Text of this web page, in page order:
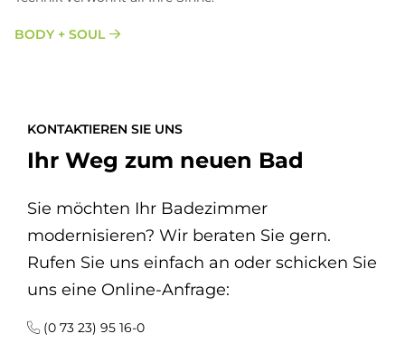
BODY + SOUL
KONTAKTIEREN SIE UNS
Ihr Weg zum neuen Bad
Sie möchten Ihr Badezimmer
modernisieren? Wir beraten Sie gern.
Rufen Sie uns einfach an oder schicken Sie
uns eine Online-Anfrage:
(0 73 23) 95 16-0